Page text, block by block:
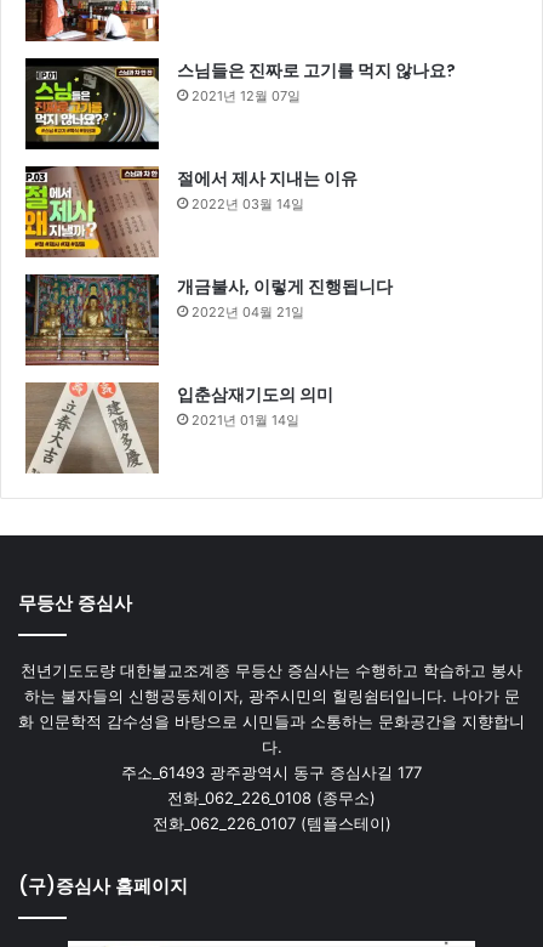
스님들은 진짜로 고기를 먹지 않나요?
2021년 12월 07일
절에서 제사 지내는 이유
2022년 03월 14일
개금불사, 이렇게 진행됩니다
2022년 04월 21일
입춘삼재기도의 의미
2021년 01월 14일
무등산 증심사
천년기도도량 대한불교조계종 무등산 증심사는 수행하고 학습하고 봉사
하는 불자들의 신행공동체이자, 광주시민의 힐링쉼터입니다. 나아가 문
화 인문학적 감수성을 바탕으로 시민들과 소통하는 문화공간을 지향합니
다.
주소_61493 광주광역시 동구 증심사길 177
전화_062_226_0108 (종무소)
전화_062_226_0107 (템플스테이)
(구)증심사 홈페이지